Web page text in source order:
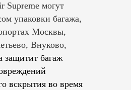
Supreme могут
упаковки багажа,
Москвы,
Внуково,
защитит багаж
вскрытия во время